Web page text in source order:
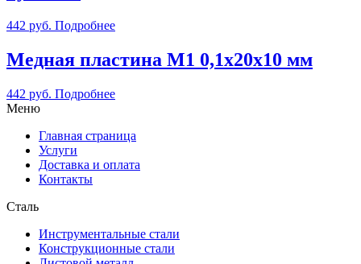
442 руб. Подробнее
Медная пластина М1 0,1х20х10 мм
442 руб. Подробнее
Меню
Главная страница
Услуги
Доставка и оплата
Контакты
Сталь
Инструментальные стали
Конструкционные стали